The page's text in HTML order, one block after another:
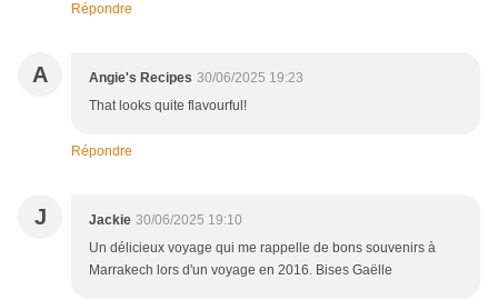
Répondre
A Angie's Recipes 30/06/2025 19:23
That looks quite flavourful!
Répondre
J Jackie 30/06/2025 19:10
Un délicieux voyage qui me rappelle de bons souvenirs à
Marrakech lors d'un voyage en 2016. Bises Gaëlle